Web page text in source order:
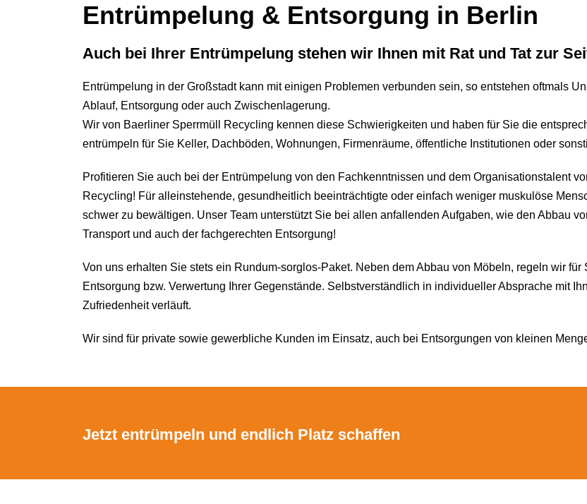
Entrümpelung & Entsorgung in Berlin
Auch bei Ihrer Entrümpelung stehen wir Ihnen mit Rat und Tat zur
Entrümpelung in der Großstadt kann mit einigen Problemen verbunden sein, so entstehen oftmals
Ablauf, Entsorgung oder auch Zwischenlagerung.
Wir von Baerliner Sperrmüll Recycling kennen diese Schwierigkeiten und haben für Sie die
entrümpeln für Sie Keller, Dachböden, Wohnungen, Firmenräume, öffentliche Institutionen oder
Profitieren Sie auch bei der Entrümpelung von den Fachkenntnissen und dem Organisationstalent
Recycling! Für alleinstehende, gesundheitlich beeinträchtigte oder einfach weniger muskulöse
schwer zu bewältigen. Unser Team unterstützt Sie bei allen anfallenden Aufgaben, wie den Abbau
Transport und auch der fachgerechten Entsorgung!
Von uns erhalten Sie stets ein Rundum-sorglos-Paket. Neben dem Abbau von Möbeln, regeln wir für
Entsorgung bzw. Verwertung Ihrer Gegenstände. Selbstverständlich in individueller Absprache mit
Zufriedenheit verläuft.
Wir sind für private sowie gewerbliche Kunden im Einsatz, auch bei Entsorgungen von kleinen
Jetzt entrümpeln und endlich Platz schaffen